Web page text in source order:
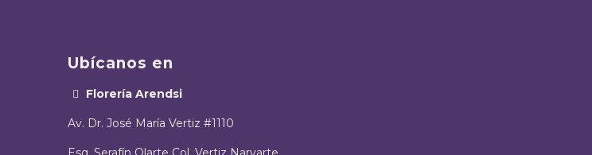
Ubícanos en
Florería Arendsi
Av. Dr. José María Vertiz #1110